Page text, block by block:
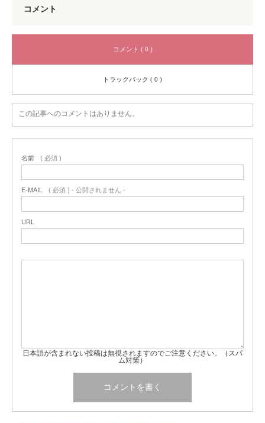
コメント
コメント ( 0 )
トラックバック ( 0 )
この記事へのコメントはありません。
名前 ( 必須 )
E-MAIL ( 必須 ) - 公開されません -
URL
日本語が含まれない投稿は無視されますのでご注意ください。（スパ
ム対策）